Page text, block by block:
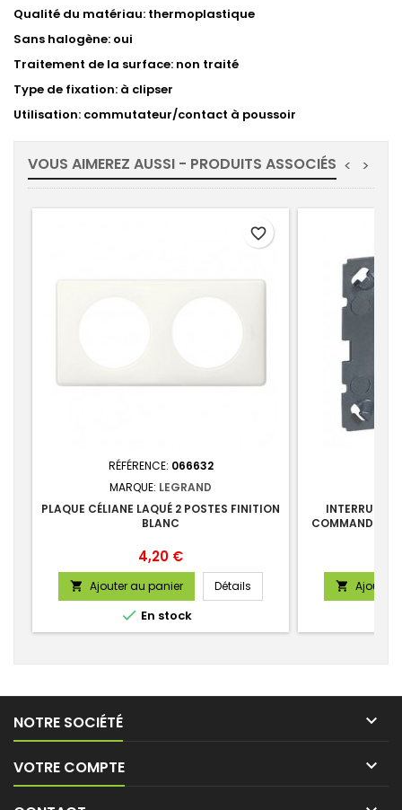
Qualité du matériau: thermoplastique
Sans halogène: oui
Traitement de la surface: non traité
Type de fixation: à clipser
Utilisation: commutateur/contact à poussoir
VOUS AIMEREZ AUSSI - PRODUITS ASSOCIÉS >
<
RÉFÉRENCE: 066632
MARQUE: LEGRAND
PLAQUE CÉLIANE LAQUÉ 2 POSTES FINITION
BLANC
Prix
4,20 €
 Ajouter au panier Détails
 En stock
favorite_border
COMMANDE DE
 Ajouter
NOTRE SOCIÉTÉ 
VOTRE COMPTE 